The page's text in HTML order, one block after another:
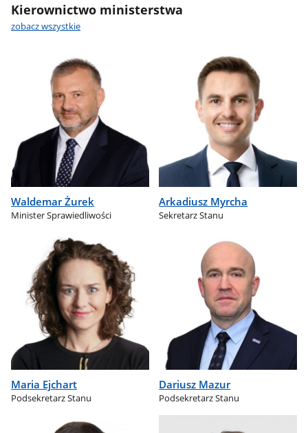
Kierownictwo ministerstwa
zobacz wszystkie
Waldemar Żurek
Minister Sprawiedliwości
Arkadiusz Myrcha
Sekretarz Stanu
Maria Ejchart
Podsekretarz Stanu
Dariusz Mazur
Podsekretarz Stanu